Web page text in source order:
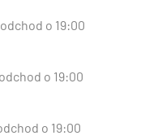
o 19:00
o 19:00
o 19:00